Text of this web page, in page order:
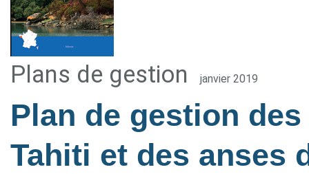
Plans de gestion janvier 2019
Plan de gestion
Tahiti et des anses